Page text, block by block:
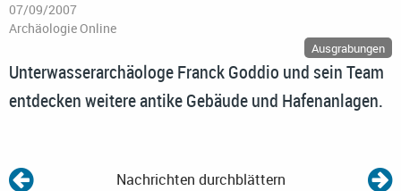
07/09/2007
Archäologie Online
Ausgrabungen
Unterwasserarchäologe Franck Goddio und sein Team
entdecken weitere antike Gebäude und Hafenanlagen.
Nachrichten durchblättern